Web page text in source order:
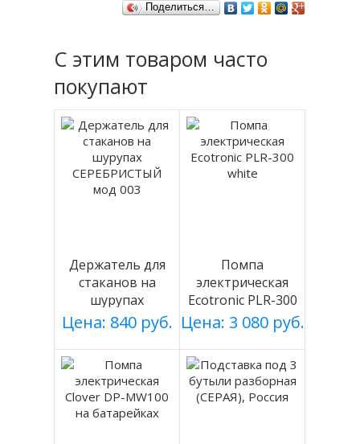
Поделиться…
С этим товаром часто
покупают
Держатель для
стаканов на
шурупах
СЕРЕБРИСТЫЙ
мод 003
Цена: 840 руб.
Помпа
электрическая
Ecotronic PLR-300
white
Цена: 3 080 руб.